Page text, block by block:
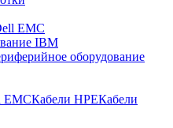
EMC
IBM
оборудование
EMCКабели HPEКабели